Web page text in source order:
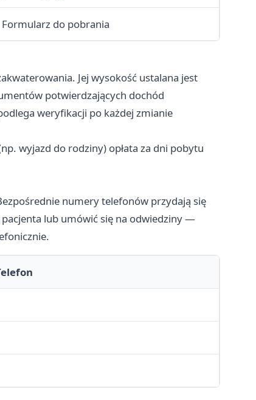
Formularz do pobrania
Jej wysokość ustalana jest
potwierdzających dochód
weryfikacji po każdej zmianie
wyjazd do rodziny) opłata za dni pobytu
numery telefonów przydają się
lub umówić się na odwiedziny —